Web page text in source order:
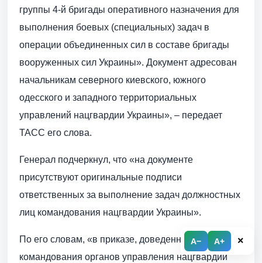
A− A+ ×
группы 4-й бригады оперативного назначения для
выполнения боевых (специальных) задач в
операции объединенных сил в составе бригады
вооруженных сил Украины». Документ адресован
начальникам северного киевского, южного
одесского и западного территориальных
управлений нацгвардии Украины», – передает
ТАСС его слова.
Генерал подчеркнул, что «на документе
присутствуют оригинальные подписи
ответственных за выполнение задач должностных
лиц командования нацгвардии Украины».
По его словам, «в приказе, доведенном до
командования органов управления нацгвардии